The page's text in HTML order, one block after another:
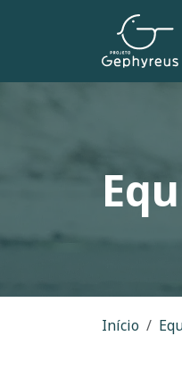
Pular para o conteúdo
Início